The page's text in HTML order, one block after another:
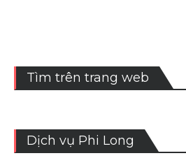
Tìm trên trang web
Dịch vụ Phi Long